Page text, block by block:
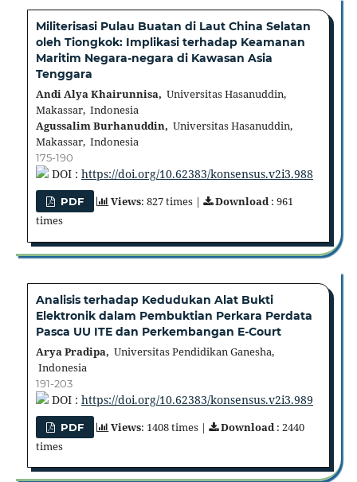
Militerisasi Pulau Buatan di Laut China Selatan
oleh Tiongkok: Implikasi terhadap Keamanan
Maritim Negara-negara di Kawasan Asia
Tenggara
Andi Alya Khairunnisa, Universitas Hasanuddin,
Makassar, Indonesia
Agussalim Burhanuddin, Universitas Hasanuddin,
Makassar, Indonesia
175-190
DOI : https://doi.org/10.62383/konsensus.v2i3.988
PDF Views: 827 times | Download: 961
times
Analisis terhadap Kedudukan Alat Bukti
Elektronik dalam Pembuktian Perkara Perdata
Pasca UU ITE dan Perkembangan E-Court
Arya Pradipa, Universitas Pendidikan Ganesha,
Indonesia
191-203
DOI : https://doi.org/10.62383/konsensus.v2i3.989
PDF Views: 1408 times | Download: 2440
times